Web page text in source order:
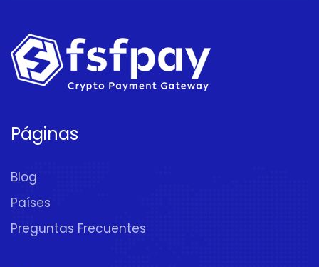
Páginas
Blog
Países
Preguntas Frecuentes